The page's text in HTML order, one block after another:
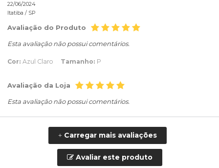
22/06/2024
Itatiba / SP
Avaliação do Produto
Esta avaliação não possui comentários.
Cor: Azul Claro Tamanho: P
Avaliação da Loja
Esta avaliação não possui comentários.
+Carregar mais avaliações
Avaliar este produto